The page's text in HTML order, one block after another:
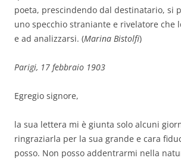
poeta, prescindendo dal destinatario, si
uno specchio straniante e rivelatore che
e ad analizzarsi. (Marina Bistolfi)
Parigi, 17 febbraio 1903
Egregio signore,
la sua lettera mi è giunta solo alcuni
ringraziarla per la sua grande e cara
posso. Non posso addentrarmi nella